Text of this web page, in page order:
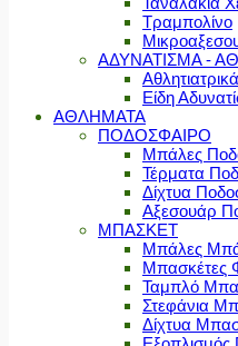
Τραμπολίνο
ΑΔΥΝΑΤΙΣΜΑ -
Είδη
ΑΘΛΗΜΑΤΑ
ΠΟΔΟΣΦΑΙΡΟ
Μπάλες
Τέρματα
Δίχτυα
Αξεσουάρ
ΜΠΑΣΚΕΤ
Μπάλες
Μπασκέτες
Ταμπλό
Στεφάνια
Δίχτυα